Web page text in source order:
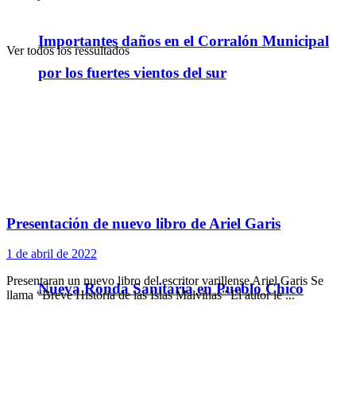
Importantes daños en el Corralón Municipal
por los fuertes vientos del sur
Nueva Ronda Sanitaria en Pueblo Chico
Ver todos los ressultados
Presentación de nuevo libro de Ariel Garis
1 de abril de 2022
Presentaran un nuevo libro del escritor varillense Ariel Garis Se
llama “Breve Historia de las Islas Malvinas” El autor le ...